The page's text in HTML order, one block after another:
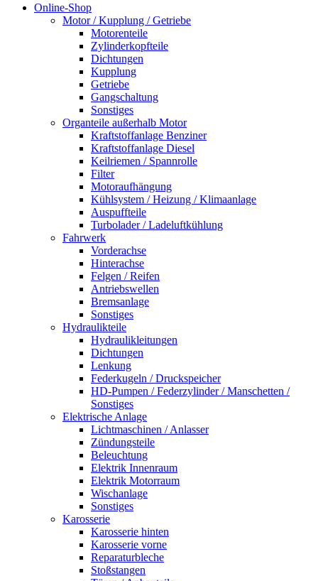
Online-Shop
Motor / Kupplung / Getriebe
Motorenteile
Zylinderkopfteile
Dichtungen
Kupplung
Getriebe
Gangschaltung
Sonstiges
Organteile außerhalb Motor
Kraftstoffanlage Benziner
Kraftstoffanlage Diesel
Keilriemen / Spannrolle
Filter
Motoraufhängung
Kühlsystem / Heizung / Klimaanlage
Auspuffteile
Turbolader / Ladeluftkühlung
Fahrwerk
Vorderachse
Hinterachse
Felgen / Reifen
Antriebswellen
Bremsanlage
Sonstiges
Hydraulikteile
Hydraulikleitungen
Dichtungen
Lenkung
Federkugeln / Druckspeicher
HD-Pumpen / Federzylinder / Manschetten /
Sonstiges
Elektrische Anlage
Lichtmaschinen / Anlasser
Zündungsteile
Beleuchtung
Elektrik Innenraum
Elektrik Motorraum
Wischanlage
Sonstiges
Karosserie
Karosserie hinten
Karosserie vorne
Reparaturbleche
Stoßstangen